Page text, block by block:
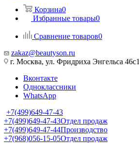
Корзина0
Избранные товары0
Сравнение товаров0
zakaz@beautyson.ru
г. Москва, ул. Фридриха Энгельса 46с1
Вконтакте
Одноклассники
WhatsApp
+7(499)649-47-43
+7(499)649-47-43Отдел продаж
+7(499)649-47-44Производство
+7(968)056-15-05Отдел продаж